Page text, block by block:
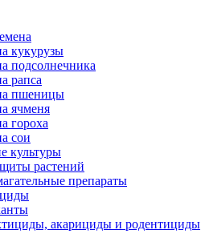
кукурузы
подсолнечника
рапса
пшеницы
ячменя
гороха
сои
культуры
растений
препараты
акарициды и родентициды